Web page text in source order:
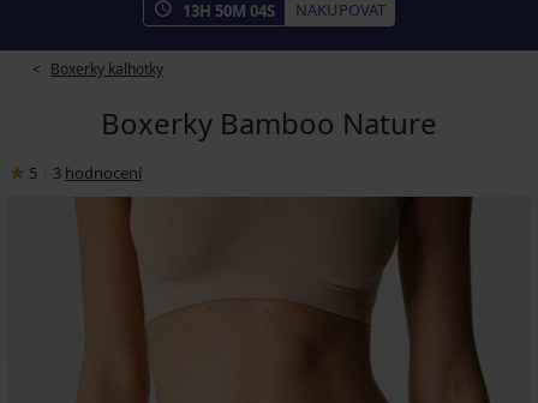
13H 50M 03S NAKUPOVAT
Boxerky kalhotky
Boxerky Bamboo Nature
5 3 hodnocení